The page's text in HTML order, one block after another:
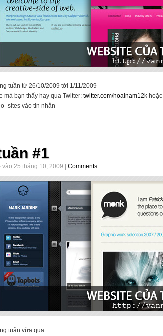
tuần từ 26/10/2009 tới 1/11/2009
mà bạn thấy hay qua Twitter: twitter.com/hoainam12k hoặc
vào tin nhắn
#1
vào 25 tháng 10, 2009 | Comments
tuần vừa qua.